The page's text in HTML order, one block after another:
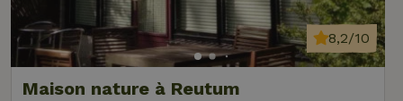
Maison nature à Reutum
8,2/10